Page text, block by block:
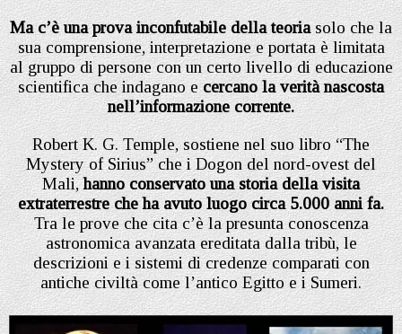
Ma c’è una prova inconfutabile della teoriasolo che la
sua comprensione, interpretazione e portata è limitata
al gruppo di persone con un certo livello di educazione
scientifica che indagano ecercano la verità nascosta
nell’informazione corrente.
Robert K. G. Temple, sostiene nel suo libro “The
Mystery of Sirius” che i Dogon del nord-ovest del
Mali,hanno conservato una storia della visita
extraterrestre che ha avuto luogo circa 5.000 anni fa.
Tra le prove che cita c’è la presunta conoscenza
astronomica avanzata ereditata dalla tribù, le
descrizioni e i sistemi di credenze comparati con
antiche civiltà come l’antico Egitto e i Sumeri.